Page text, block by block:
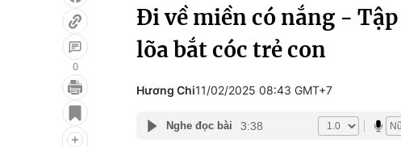
Điện ảnh
Du lịch
0
Đi về miền có nắng -
lõa bắt cóc trẻ con
Hương Chi11/02/2025 08:43 GMT+7
Nghe đọc bài 3:38